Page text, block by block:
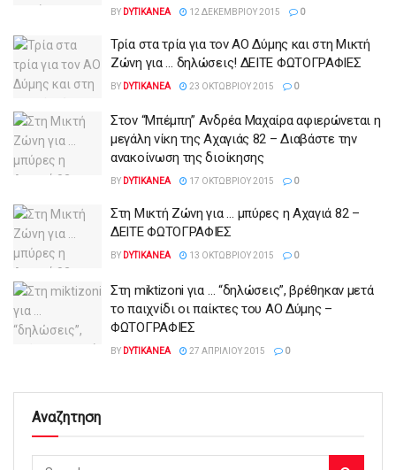
BY DYTIKANEA 12 ΔΕΚΕΜΒΡΊΟΥ 2015 0
Τρία στα τρία για τον ΑΟ Δύμης και στη Μικτή
Ζώνη για … δηλώσεις! ΔΕΙΤΕ ΦΩΤΟΓΡΑΦΙΕΣ
BY DYTIKANEA 23 ΟΚΤΩΒΡΊΟΥ 2015 0
Στον “Μπέμπη” Ανδρέα Μαχαίρα αφιερώνεται η
μεγάλη νίκη της Αχαγιάς 82 – Διαβάστε την
ανακοίνωση της διοίκησης
BY DYTIKANEA 17 ΟΚΤΩΒΡΊΟΥ 2015 0
Στη Μικτή Ζώνη για … μπύρες η Αχαγιά 82 –
ΔΕΙΤΕ ΦΩΤΟΓΡΑΦΙΕΣ
BY DYTIKANEA 13 ΟΚΤΩΒΡΊΟΥ 2015 0
Στη miktizoni για … “δηλώσεις”, βρέθηκαν μετά
το παιχνίδι οι παίκτες του ΑΟ Δύμης –
ΦΩΤΟΓΡΑΦΙΕΣ
BY DYTIKANEA 27 ΑΠΡΙΛΊΟΥ 2015 0
Αναζητηση